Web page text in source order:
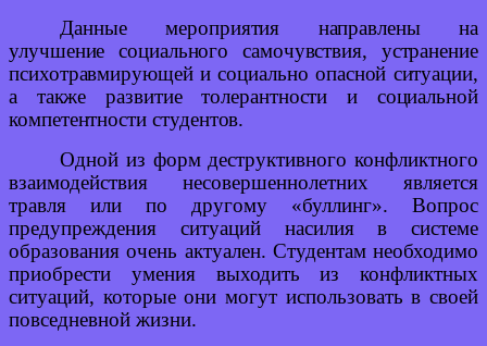
Данные мероприятия направлены на
улучшение социального самочувствия, устранение
психотравмирующей и социально опасной ситуации,
а также развитие толерантности и социальной
компетентности студентов.
Одной из форм деструктивного конфликтного
взаимодействия несовершеннолетних является
травля или по другому «буллинг». Вопрос
предупреждения ситуаций насилия в системе
образования очень актуален. Студентам необходимо
приобрести умения выходить из конфликтных
ситуаций, которые они могут использовать в своей
повседневной жизни.